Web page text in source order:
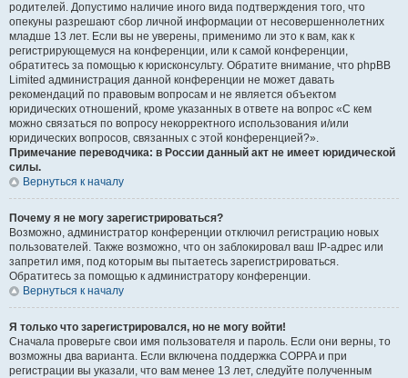
родителей. Допустимо наличие иного вида подтверждения того, что
опекуны разрешают сбор личной информации от несовершеннолетних
младше 13 лет. Если вы не уверены, применимо ли это к вам, как к
регистрирующемуся на конференции, или к самой конференции,
обратитесь за помощью к юрисконсульту. Обратите внимание, что phpBB
Limited администрация данной конференции не может давать
рекомендаций по правовым вопросам и не является объектом
юридических отношений, кроме указанных в ответе на вопрос «С кем
можно связаться по вопросу некорректного использования и/или
юридических вопросов, связанных с этой конференцией?».
Примечание переводчика: в России данный акт не имеет юридической
силы.
Вернуться к началу
Почему я не могу зарегистрироваться?
Возможно, администратор конференции отключил регистрацию новых
пользователей. Также возможно, что он заблокировал ваш IP-адрес или
запретил имя, под которым вы пытаетесь зарегистрироваться.
Обратитесь за помощью к администратору конференции.
Вернуться к началу
Я только что зарегистрировался, но не могу войти!
Сначала проверьте свои имя пользователя и пароль. Если они верны, то
возможны два варианта. Если включена поддержка COPPA и при
регистрации вы указали, что вам менее 13 лет, следуйте полученным